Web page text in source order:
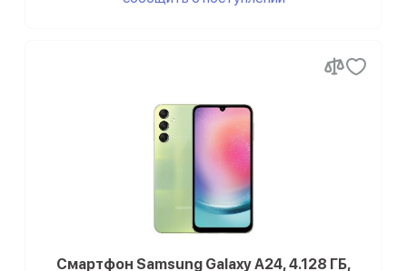
Смартфон Samsung Galaxy A24, 4.128 ГБ,